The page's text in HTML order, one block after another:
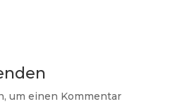
um einen Kommentar